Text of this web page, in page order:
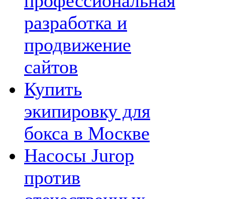
разработка и
продвижение
сайтов
Купить
экипировку для
бокса в Москве
Насосы Jurop
против